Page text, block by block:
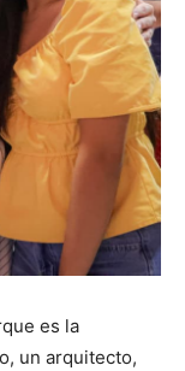
es la
un arquitecto,